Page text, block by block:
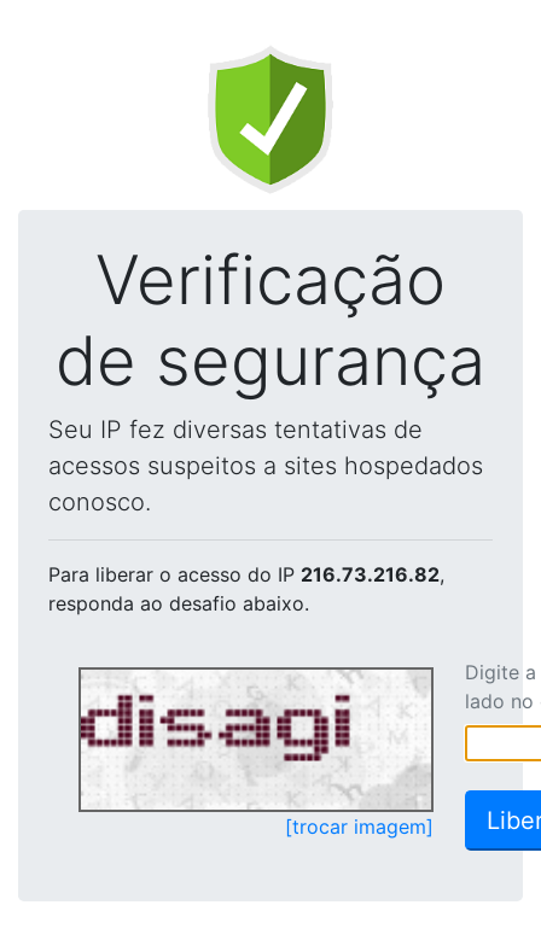
Verificação
de segurança
Seu IP fez diversas tentativas de
acessos suspeitos a sites hospedados
conosco.
Para liberar o acesso do IP 216.73.216.82,
responda ao desafio abaixo.
[trocar imagem]
Digite
lado no